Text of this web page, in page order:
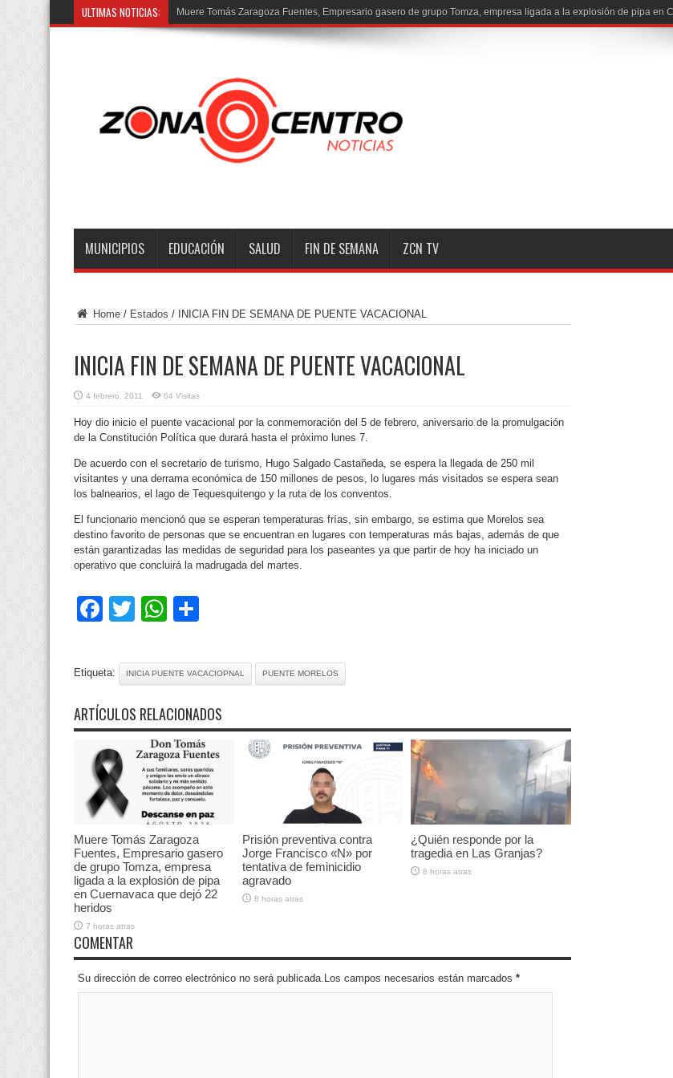
ULTIMAS NOTICIAS: Muere Tomás Zaragoza Fuentes, Empresario gasero de grupo Tomza, empresa ligada a la explosión de pipa en
MUNICIPIOS EDUCACIÓN SALUD FIN DE SEMANA ZCN TV
Home / Estados / INICIA FIN DE SEMANA DE PUENTE VACACIONAL
INICIA FIN DE SEMANA DE PUENTE VACACIONAL
4 febrero, 2011 64 Visitas
Hoy dio inicio el puente vacacional por la conmemoración del 5 de febrero, aniversario de la promulgación
de la Constitución Política que durará hasta el próximo lunes 7.
De acuerdo con el secretario de turismo, Hugo Salgado Castañeda, se espera la llegada de 250 mil
visitantes y una derrama económica de 150 millones de pesos, lo lugares más visitados se espera sean
los balnearios, el lago de Tequesquitengo y la ruta de los conventos.
El funcionario mencionó que se esperan temperaturas frías, sin embargo, se estima que Morelos sea
destino favorito de personas que se encuentran en lugares con temperaturas más bajas, además de que
están garantizadas las medidas de seguridad para los paseantes ya que partir de hoy ha iniciado un
operativo que concluirá la madrugada del martes.
Facebook
TwitterWhatsApp
Etiqueta: INICIA PUENTE VACACIOPNAL PUENTE MORELOS
ARTÍCULOS RELACIONADOS
Muere Tomás Zaragoza
Fuentes, Empresario gasero
de grupo Tomza, empresa
ligada a la explosión de pipa
en Cuernavaca que dejó 22
heridos
7 horas atras
Prisión preventiva contra
Jorge Francisco «N» por
tentativa de feminicidio
agravado
8 horas atras
¿Quién responde por la
tragedia en Las Granjas?
8 horas atras
COMENTAR
Su dirección de correo electrónico no será publicada.Los campos necesarios están marcados *